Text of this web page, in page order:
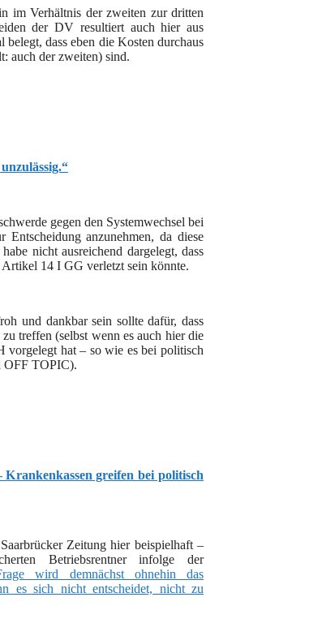
im Verhältnis der zweiten zur dritten
der DV resultiert auch hier aus
dass eben die Kosten durchaus
auch der zweiten) sind.
gegen den Systemwechsel bei
anzunehmen, da diese
nicht ausreichend dargelegt, dass
Artikel 14 I GG verletzt sein könnte.
und dankbar sein sollte dafür, dass
treffen (selbst wenn es auch hier die
vorgelegt hat – so wie es bei politisch
OFF TOPIC).
greifen bei politisch
Zeitung hier beispielhaft –
Betriebsrentner infolge der
wird demnächst ohnehin das
es sich nicht entscheidet, nicht zu